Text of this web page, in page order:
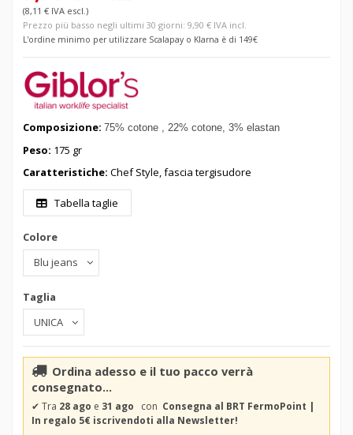
(8,11 € IVA escl.)
Prezzo più basso negli ultimi 30 giorni: 9,90 € IVA incl.
L'ordine minimo per utilizzare Scalapay o Klarna è di 149€
Composizione: 75% cotone , 22% cotone, 3% elastan
Peso: 175 gr
Caratteristiche: Chef Style, fascia tergisudore
Tabella taglie
Colore
Taglia
Ordina adesso e il tuo pacco verrà
consegnato...
✔ Tra 28 ago e 31 ago con Consegna al BRT FermoPoint |
In regalo 5€ iscrivendoti alla Newsletter!